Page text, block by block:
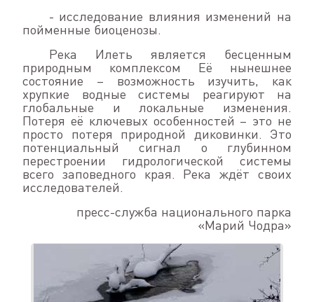
- исследование влияния изменений на
пойменные биоценозы.
Река Илеть является бесценным
природным комплексом Её нынешнее
состояние – возможность изучить, как
хрупкие водные системы реагируют на
глобальные и локальные изменения.
Потеря её ключевых особенностей – это не
просто потеря природной диковинки. Это
потенциальный сигнал о глубинном
перестроении гидрологической системы
всего заповедного края. Река ждёт своих
исследователей.
пресс-служба национального парка
«Марий Чодра»